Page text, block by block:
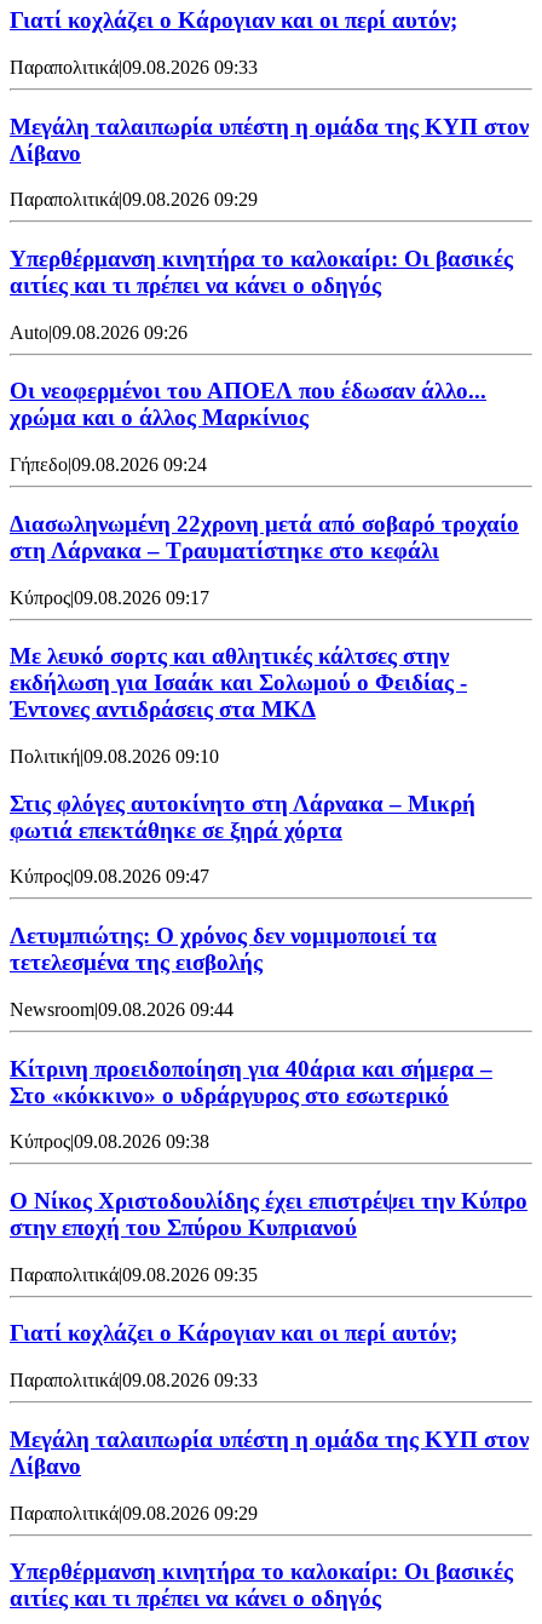
Γιατί κοχλάζει ο Κάρογιαν και οι περί αυτόν;
Παραπολιτικά|09.08.2026 09:33
Μεγάλη ταλαιπωρία υπέστη η ομάδα της ΚΥΠ στον
Λίβανο
Παραπολιτικά|09.08.2026 09:29
Υπερθέρμανση κινητήρα το καλοκαίρι: Οι βασικές
αιτίες και τι πρέπει να κάνει ο οδηγός
Auto|09.08.2026 09:26
Οι νεοφερμένοι του ΑΠΟΕΛ που έδωσαν άλλο...
χρώμα και ο άλλος Μαρκίνιος
Γήπεδο|09.08.2026 09:24
Διασωληνωμένη 22χρονη μετά από σοβαρό τροχαίο
στη Λάρνακα – Τραυματίστηκε στο κεφάλι
Κύπρος|09.08.2026 09:17
Με λευκό σορτς και αθλητικές κάλτσες στην
εκδήλωση για Ισαάκ και Σολωμού ο Φειδίας -
Έντονες αντιδράσεις στα ΜΚΔ
Πολιτική|09.08.2026 09:10
Στις φλόγες αυτοκίνητο στη Λάρνακα – Μικρή
φωτιά επεκτάθηκε σε ξηρά χόρτα
Κύπρος|09.08.2026 09:47
Λετυμπιώτης: Ο χρόνος δεν νομιμοποιεί τα
τετελεσμένα της εισβολής
Newsroom|09.08.2026 09:44
Κίτρινη προειδοποίηση για 40άρια και σήμερα –
Στο «κόκκινο» ο υδράργυρος στο εσωτερικό
Κύπρος|09.08.2026 09:38
Ο Νίκος Χριστοδουλίδης έχει επιστρέψει την Κύπρο
στην εποχή του Σπύρου Κυπριανού
Παραπολιτικά|09.08.2026 09:35
Γιατί κοχλάζει ο Κάρογιαν και οι περί αυτόν;
Παραπολιτικά|09.08.2026 09:33
Μεγάλη ταλαιπωρία υπέστη η ομάδα της ΚΥΠ στον
Λίβανο
Παραπολιτικά|09.08.2026 09:29
Υπερθέρμανση κινητήρα το καλοκαίρι: Οι βασικές
αιτίες και τι πρέπει να κάνει ο οδηγός